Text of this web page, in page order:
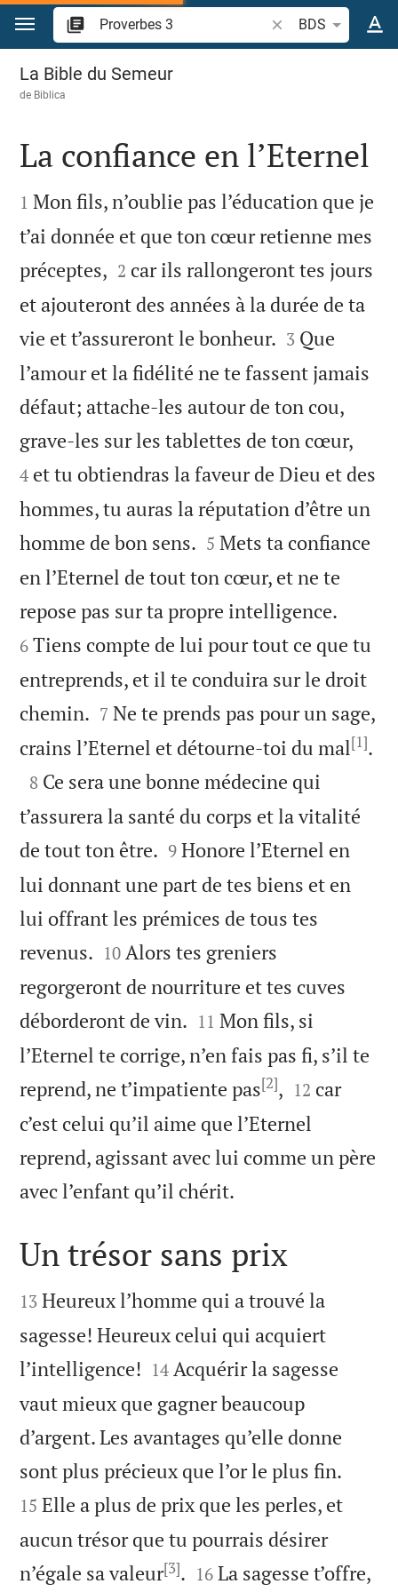
Aller vers contenu
Recherche d'un
BDS
Proverbes 3
La Bible du Semeur
de Biblica

La confiance en l’Eternel

1 Mon fils, n’oublie pas l’éducation que je
t’ai donnée et que ton cœur retienne mes
préceptes, 

2 car ils rallongeront tes jours
et ajouteront des années à la durée de ta
vie et t’assureront le bonheur. 

3 Que
l’amour et la fidélité ne te fassent jamais
défaut; attache-les autour de ton cou,
grave-les sur les tablettes de ton cœur,
4 et tu obtiendras la faveur de Dieu et des
hommes, tu auras la réputation d’être un
homme de bon sens. 

5 Mets ta confiance
en l’Eternel de tout ton cœur, et ne te
repose pas sur ta propre intelligence.
6 Tiens compte de lui pour tout ce que tu
entreprends, et il te conduira sur le droit
chemin. 

7 Ne te prends pas pour un sage,
crains l’Eternel et détourne-toi du mal[1].

8 Ce sera une bonne médecine qui
t’assurera la santé du corps et la vitalité
de tout ton être. 

9 Honore l’Eternel en
lui donnant une part de tes biens et en
lui offrant les prémices de tous tes
revenus. 

10 Alors tes greniers
regorgeront de nourriture et tes cuves
déborderont de vin. 

11 Mon fils, si
l’Eternel te corrige, n’en fais pas fi, s’il te
reprend, ne t’impatiente pas[2], 

12 car
c’est celui qu’il aime que l’Eternel
reprend, agissant avec lui comme un père
avec l’enfant qu’il chérit.

Un trésor sans prix

13 Heureux l’homme qui a trouvé la
sagesse! Heureux celui qui acquiert
l’intelligence! 

14 Acquérir la sagesse
vaut mieux que gagner beaucoup
d’argent. Les avantages qu’elle donne
sont plus précieux que l’or le plus fin.
15 Elle a plus de prix que les perles, et
aucun trésor que tu pourrais désirer
n’égale sa valeur[3]. 

16 La sagesse t’offre,